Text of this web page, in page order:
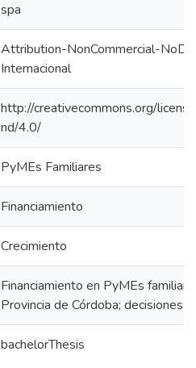
spa
Attribution-NonCommercial-
Internacional
http://creativecommons.org/
nd/4.0/
PyMEs Familiares
Financiamiento
Crecimiento
Financiamiento en PyMEs
Provincia de Córdoba; decisiones
bachelorThesis